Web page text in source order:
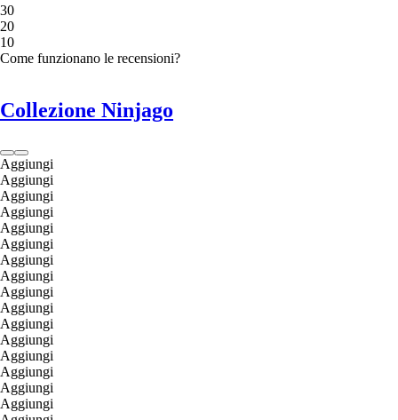
30
20
10
Come funzionano le recensioni?
Collezione Ninjago
Aggiungi
Aggiungi
Aggiungi
Aggiungi
Aggiungi
Aggiungi
Aggiungi
Aggiungi
Aggiungi
Aggiungi
Aggiungi
Aggiungi
Aggiungi
Aggiungi
Aggiungi
Aggiungi